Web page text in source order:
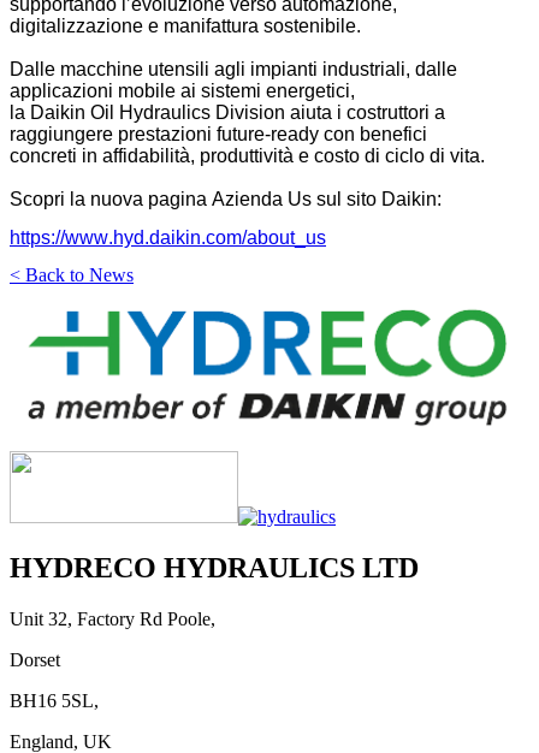
supportando l’evoluzione verso automazione,
digitalizzazione e manifattura sostenibile.
Dalle macchine utensili agli impianti industriali, dalle
applicazioni mobile ai sistemi energetici,
la Daikin Oil
Hydraulics Division aiuta i costruttori a
raggiungere prestazioni future-ready con benefici
concreti in affidabilità, produttività e costo di ciclo di vita.
Scopri la nuova pagina Azienda Us sul sito Daikin:
https://www.hyd.daikin.com/about_us
< Back to News
HYDRECO HYDRAULICS LTD
Unit 32, Factory Rd Poole,
Dorset
BH16 5SL,
England, UK